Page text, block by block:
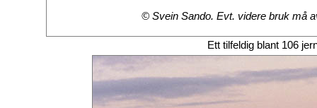
© Svein Sando. Evt. videre bruk må
Ett tilfeldig blant 106